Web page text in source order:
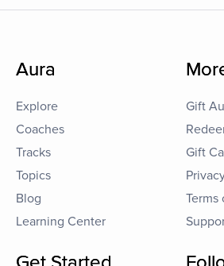
Aura
Explore
Coaches
Tracks
Topics
Blog
Learning Center
Gift
Gift
Terms